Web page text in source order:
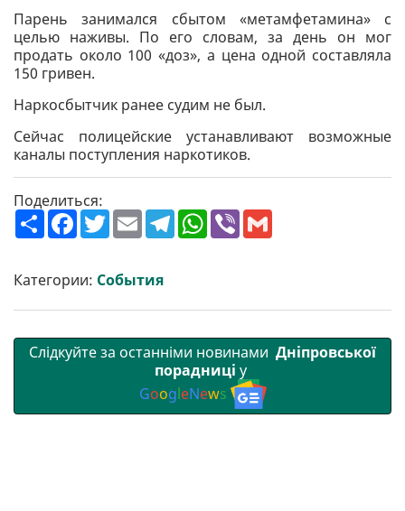
Парень занимался сбытом «метамфетамина» с
целью наживы. По его словам, за день он мог
продать около 100 «доз», а цена одной составляла
150 гривен.
Наркосбытчик ранее судим не был.
Сейчас полицейские устанавливают возможные
каналы поступления наркотиков.
Поделиться:
П
о
р
и
F
a
b
o
T
w
t
e
E
m
l
T
e
W
h
V
Категории: События
Слідкуйте за останніми новинами Дніпровської
порадниці у
GoogleNews